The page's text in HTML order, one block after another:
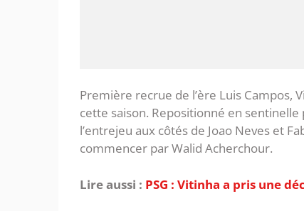
Première recrue de l’ère Luis Campos,
cette saison. Repositionné en
l’entrejeu aux côtés de Joao Neves et
commencer par Walid Acherchour.
Lire aussi : PSG : Vitinha a pris une